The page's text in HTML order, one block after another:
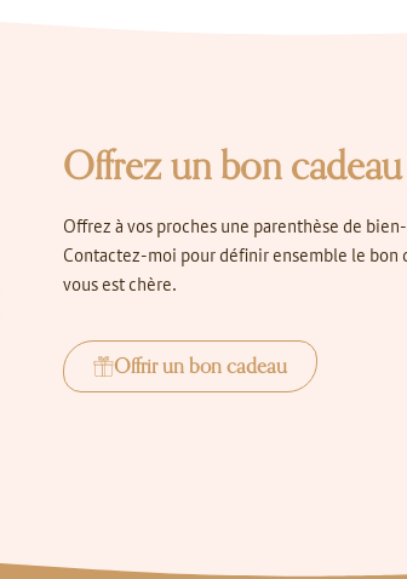
Offrez un bon
Offrez à vos proches une parenthèse de
Contactez-moi pour définir ensemble le bon
vous est chère.
Offrir un bon cadeau